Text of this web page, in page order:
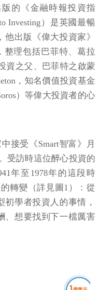
版的《金融時報投資指
Investing）是英國最暢
出版《偉大投資家》
整理包括巴菲特、葛拉
資之父、巴菲特之啟蒙
，知名價值投資基金
）等偉大投資者的心
接受《Smart智富》月
受訪時這位醉心投資的
年至1978年的這段時
轉變（詳見圖1）：從
初學者投資人的事情，
、想要找到下一檔厲害